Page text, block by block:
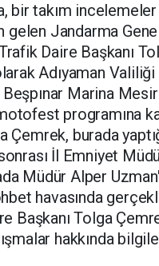
bir takım
gelen Jandarma
Daire Başkanı
Adıyaman Valiliği
Marina
programına
Çemrek, burada
İl Emniyet
Müdür Alper
havasında
Başkanı Tolga
hakkında